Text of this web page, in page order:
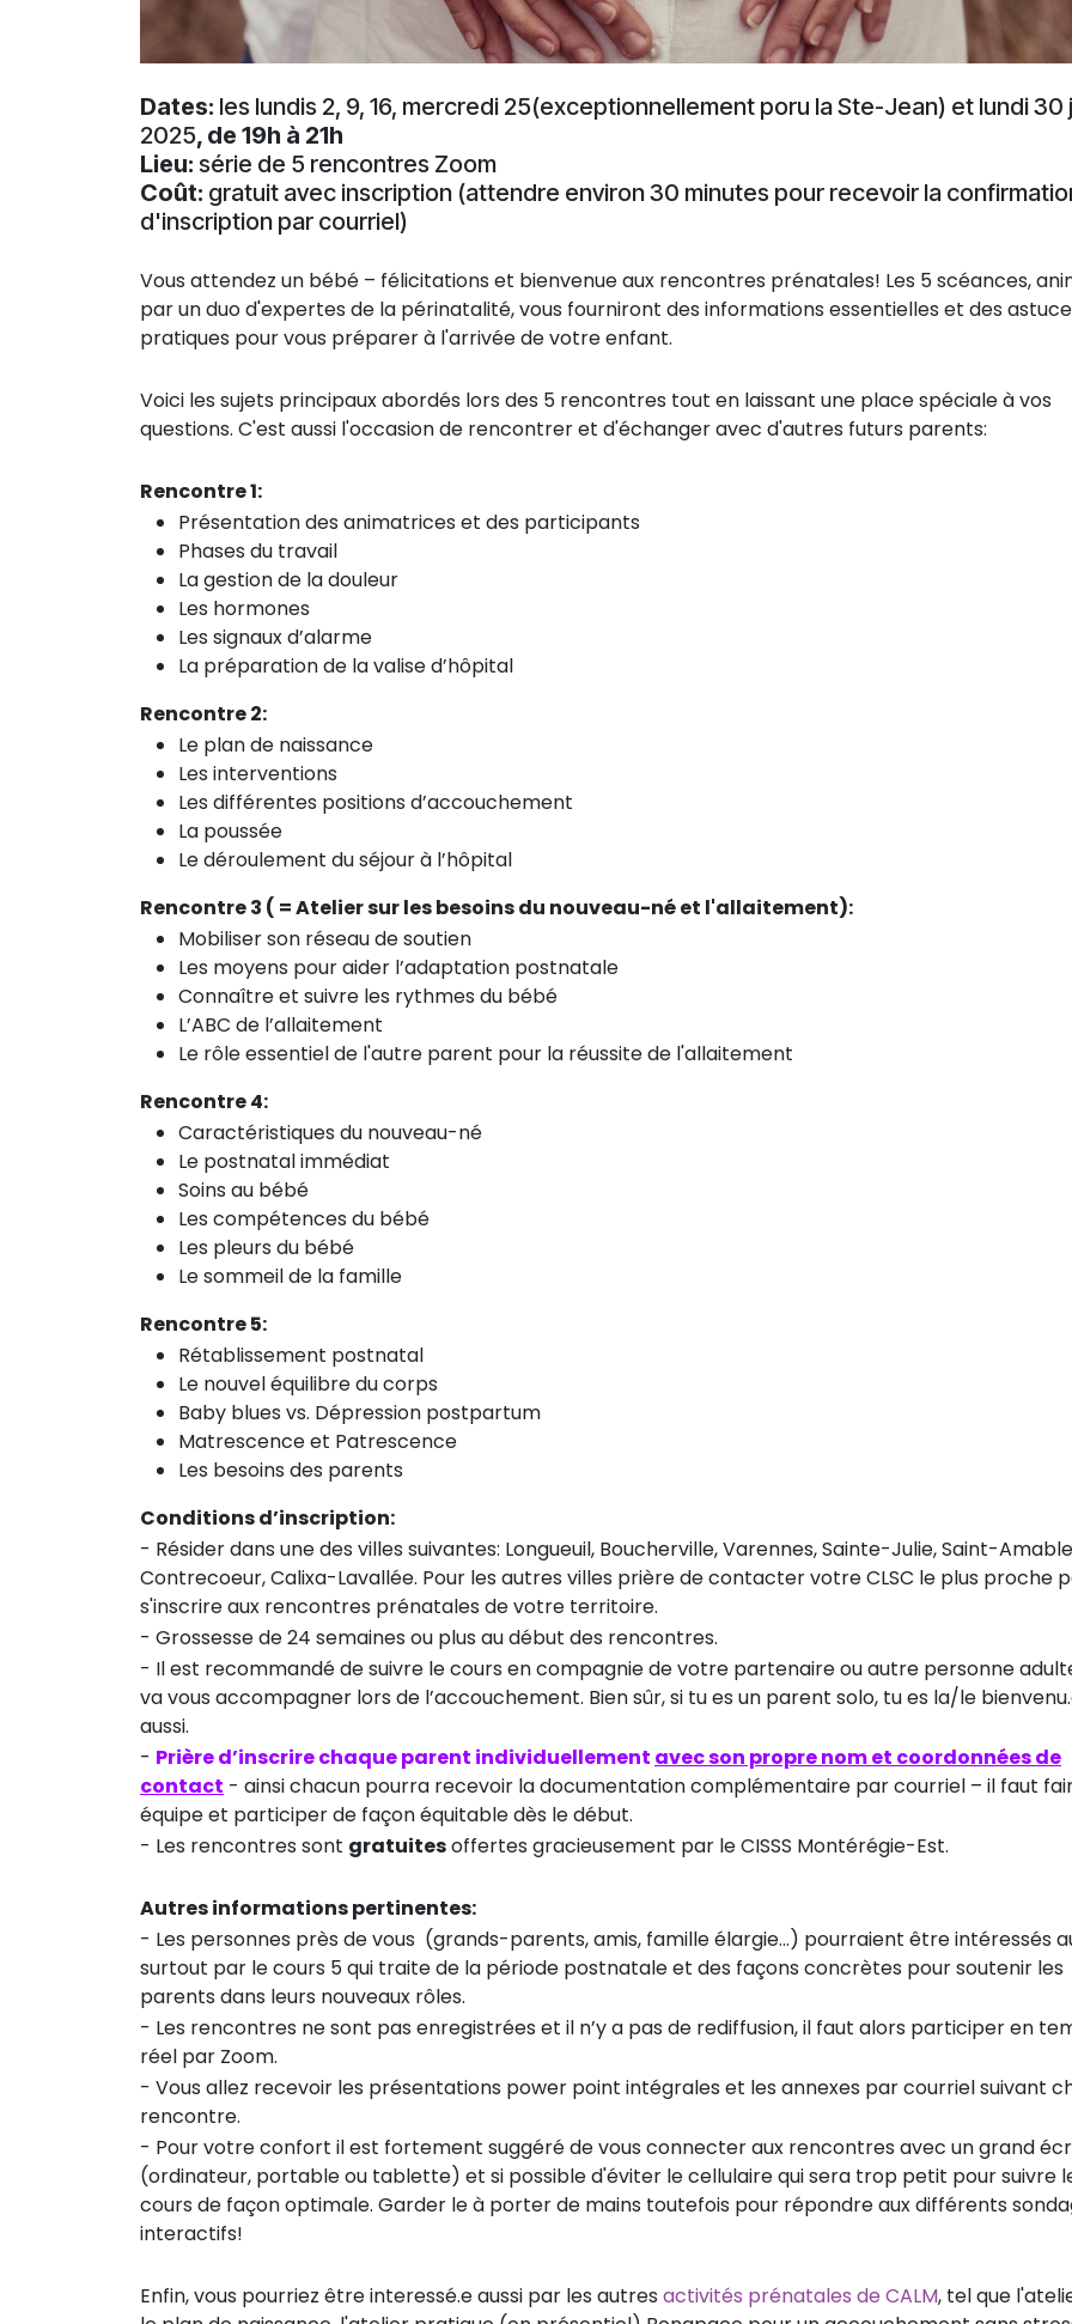
Dates: les lundis 2, 9, 16, mercredi 25(exceptionnellement poru la Ste-Jean) et lundi 30
2025, de 19h à 21h
Lieu: série de 5 rencontres Zoom
Coût: gratuit avec inscription (attendre environ 30 minutes pour recevoir la
d'inscription par courriel)
Vous attendez un bébé – félicitations et bienvenue aux rencontres prénatales! Les 5 scéances,
par un duo d'expertes de la périnatalité, vous fourniront des informations essentielles et des
pratiques pour vous préparer à l'arrivée de votre enfant.
Voici les sujets principaux abordés lors des 5 rencontres tout en laissant une place spéciale à vos
questions. C'est aussi l'occasion de rencontrer et d'échanger avec d'autres futurs parents:
Rencontre 1:
Présentation des animatrices et des participants
Phases du travail
La gestion de la douleur
Les hormones
Les signaux d’alarme
La préparation de la valise d’hôpital
Rencontre 2:
Le plan de naissance
Les interventions
Les différentes positions d’accouchement
La poussée
Le déroulement du séjour à l’hôpital
Rencontre 3 ( = Atelier sur les besoins du nouveau-né et l'allaitement):
Mobiliser son réseau de soutien
Les moyens pour aider l’adaptation postnatale
Connaître et suivre les rythmes du bébé
L’ABC de l’allaitement
Le rôle essentiel de l'autre parent pour la réussite de l'allaitement
Rencontre 4:
Caractéristiques du nouveau-né
Le postnatal immédiat
Soins au bébé
Les compétences du bébé
Les pleurs du bébé
Le sommeil de la famille
Rencontre 5:
Rétablissement postnatal
Le nouvel équilibre du corps
Baby blues vs. Dépression postpartum
Matrescence et Patrescence
Les besoins des parents
Conditions d’inscription:
- Résider dans une des villes suivantes: Longueuil, Boucherville, Varennes, Sainte-Julie, Saint-
Contrecoeur, Calixa-Lavallée. Pour les autres villes prière de contacter votre CLSC le plus proche
s'inscrire aux rencontres prénatales de votre territoire.
- Grossesse de 24 semaines ou plus au début des rencontres.
- Il est recommandé de suivre le cours en compagnie de votre partenaire ou autre personne
va vous accompagner lors de l’accouchement. Bien sûr, si tu es un parent solo, tu es la/le
aussi.
- Prière d’inscrire chaque parent individuellement avec son propre nom et coordonnées de
contact - ainsi chacun pourra recevoir la documentation complémentaire par courriel – il faut
équipe et participer de façon équitable dès le début.
- Les rencontres sont gratuitesoffertes gracieusement par le CISSS Montérégie-Est.
Autres informations pertinentes:
- Les personnes près de vous (grands-parents, amis, famille élargie...) pourraient être intéressés
surtout par le cours 5 qui traite de la période postnatale et des façons concrètes pour soutenir les
parents dans leurs nouveaux rôles.
- Les rencontres ne sont pas enregistrées et il n’y a pas de rediffusion, il faut alors participer en
réel par Zoom.
- Vous allez recevoir les présentations power point intégrales et les annexes par courriel suivant
rencontre.
- Pour votre confort il est fortement suggéré de vous connecter aux rencontres avec un grand
(ordinateur, portable ou tablette) et si possible d'éviter le cellulaire qui sera trop petit pour suivre
cours de façon optimale. Garder le à porter de mains toutefois pour répondre aux différents
interactifs!
Enfin, vous pourriez être interessé.e aussi par les autres activités prénatales de CALM, tel que